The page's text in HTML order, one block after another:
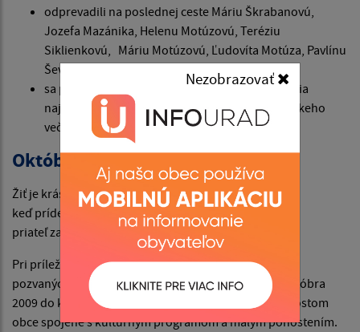
Nezobrazovať
odprevadili na poslednej ceste Máriu Škrabanovú,
Jozefa Mazánika, Helenu Motúzovú, Teréziu
Siklienkovú, Máriu Motúzovú, Ľudovíta Motúza, Pavlínu
Ševčíkovú a Rudolfa Petráša
sa podieľali na príprave osláv Dňa matiek, prijatia
najstarších občanov starostom obce a Mikulášskeho
večierka
Október mesiac úcty k starším
Žiť je krásna vec a sú to skutočne krásne chvíle,
keď príde človek za človekom,
priateľ za priateľom so želaním všetkého dobrého.
Pri príležitosti Mesiaca úcty k starším smerovali kroky
pozvaných najstarších občanov našej obce, dňa 9. októbra
2009 do kultúrneho domu na slávnostné prijatie starostom
obce spojené s kultúrnym programom a malým pohostením.